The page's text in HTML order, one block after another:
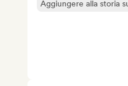
Aggiungere alla storia